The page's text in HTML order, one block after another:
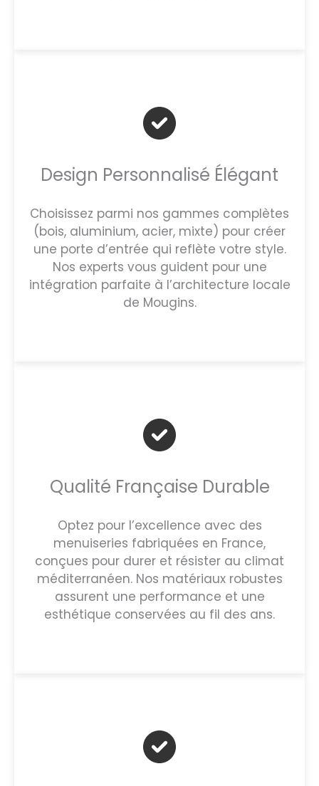
Design Personnalisé Élégant
Choisissez parmi nos gammes complètes
(bois, aluminium, acier, mixte) pour créer
une porte d’entrée qui reflète votre style.
Nos experts vous guident pour une
intégration parfaite à l’architecture locale
de Mougins.
Qualité Française Durable
Optez pour l’excellence avec des
menuiseries fabriquées en France,
conçues pour durer et résister au climat
méditerranéen. Nos matériaux robustes
assurent une performance et une
esthétique conservées au fil des ans.